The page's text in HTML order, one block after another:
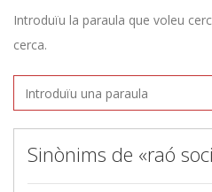
Introduïu la paraula que voleu
cerca.
Sinònims de «raó